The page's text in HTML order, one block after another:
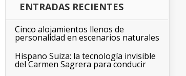
ENTRADAS RECIENTES
Cinco alojamientos llenos de
personalidad en escenarios naturales
Hispano Suiza: la tecnología invisible
del Carmen Sagrera para conducir